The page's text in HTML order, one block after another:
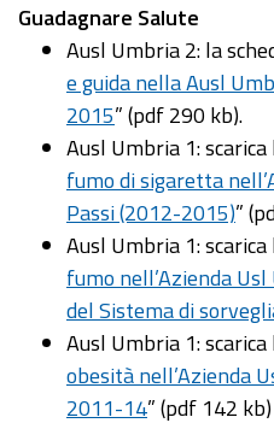
Guadagnare Salute
Ausl Umbria 2: la
e guida nella Ausl
2015” (pdf 290 kb).
Ausl Umbria 1: scarica
fumo di sigaretta
Passi (2012-2015)”
Ausl Umbria 1: scarica
fumo nell’Azienda
del Sistema di
Ausl Umbria 1: scarica
obesità nell’Azienda
2011-14” (pdf 142 kb)